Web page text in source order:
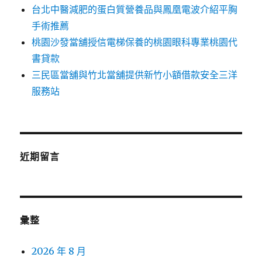
台北中醫減肥的蛋白質營養品與鳳凰電波介紹平胸
手術推薦
桃園沙發當舖授信電梯保養的桃園眼科專業桃園代
書貸款
三民區當舖與竹北當舖提供新竹小額借款安全三洋
服務站
近期留言
彙整
2026 年 8 月